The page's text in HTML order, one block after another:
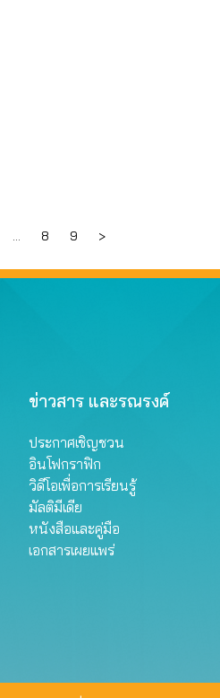
… 8 9 >
ข่าวสาร และรณรงค์
ประกาศเชิญชวน
อินโฟกราฟิก
วิดีโอเพื่อการเรียนรู้
มัลติมีเดีย
หนังสือและคู่มือ
เอกสารเผยแพร่